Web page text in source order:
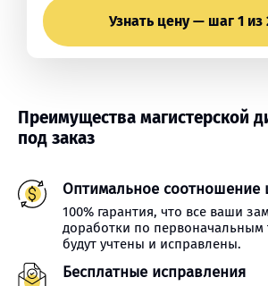
Узнать цену — шаг 1 из
Преимущества магистерской
под заказ
Оптимальное соотношение
100% гарантия, что все ваши
доработки по первоначальным
будут учтены и исправлены.
Бесплатные исправления